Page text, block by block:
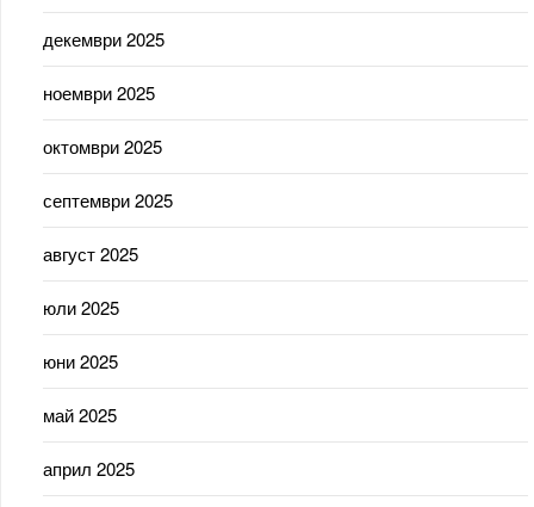
декември 2025
ноември 2025
октомври 2025
септември 2025
август 2025
юли 2025
юни 2025
май 2025
април 2025